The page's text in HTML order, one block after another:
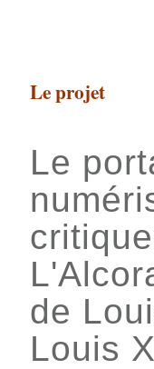
Le projet
Le
de
Louis